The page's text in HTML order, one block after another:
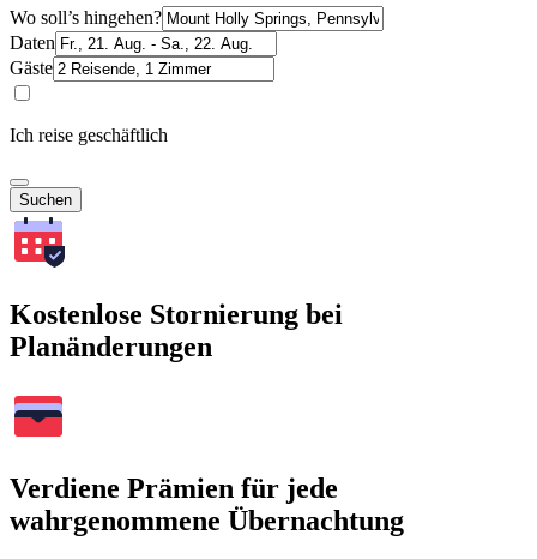
Wo soll’s hingehen?
Daten
Gäste
Ich reise geschäftlich
Suchen
Kostenlose Stornierung bei
Planänderungen
Verdiene Prämien für jede
wahrgenommene Übernachtung